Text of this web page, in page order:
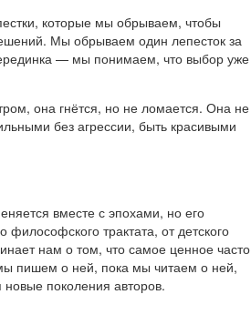
которые мы обрываем, чтобы
Мы обрываем один лепесток за
— мы понимаем, что выбор уже
она гнётся, но не ломается. Она не
без агрессии, быть красивыми
вместе с эпохами, но его
трактата, от детского
нам о том, что самое ценное часто
пишем о ней, пока мы читаем о ней,
поколения авторов.